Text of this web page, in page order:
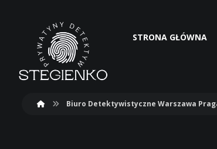
STRONA GŁÓWNA
Biuro Detektywistyczne Warszawa